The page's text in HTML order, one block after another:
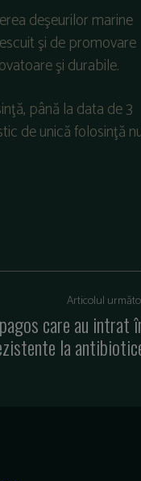
deşeurilor marine
şi de promovare
şi durabile.
până la data de 3
de unică folosinţă
Articolul
care au intrat
la